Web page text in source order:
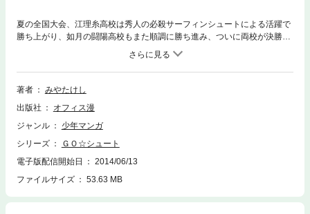
夏の全国大会、江理糸高校は秀人の必殺サーフィンシュートによる活躍で
勝ち上がり、如月の闘陽高校もまた順調に勝ち進み、ついに両校が決勝戦
で激突！ 秀人と如月の、サーフィンシュートVSスライダーシュートによ
る壮絶な死闘が繰り広げられた！！ 最大のライバル・如月との戦いが終
わってしまった秀人は、なんとなく寂しさを感じていた。そんな秀人の前
に突然、信じられない大物が現れる。その人の名は、サッカーの皇帝と呼
のプレーに興味を持ったベッケンバウアーが、自分が所属するニューヨー
クコスモスにぜひ秀人を入団させようと交渉に来たのだが…！？ サッカ
品、第４巻（全６巻）！！
著者
みやたけし
出版社
オフィス漫
ジャンル
少年マンガ
シリーズ
ＧＯ☆シュート
電子版配信開始日
2014/06/13
ファイルサイズ
53.63 MB